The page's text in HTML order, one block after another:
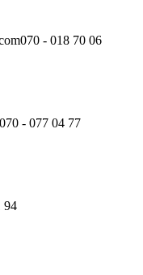
070 - 018 70 06
070 - 077 04 77
94